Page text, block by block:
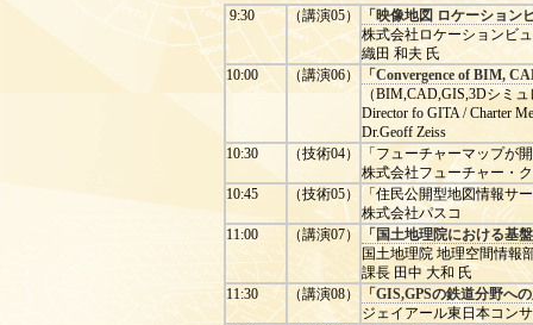
9:30 （講演05）
「映像地図 ロケーション
株式会社ロケーションビ
織田 和夫 氏
10:00
（講演06）
「Convergence of BIM,
（BIM,CAD,GIS,3Dシミ
Director fo GITA / Charter
Dr.Geoff Zeiss
10:30
（技術04）
「フューチャーマップが
株式会社フューチャー・
10:45
（技術05） 「住民公開型地図情報サ
株式会社パスコ
11:00
（講演07）
「国土地理院における基
国土地理院 地理空間情報
課長 田中 大和 氏
11:30
（講演08）
「GIS,GPSの鉄道分野へ
ジェイアール東日本コン